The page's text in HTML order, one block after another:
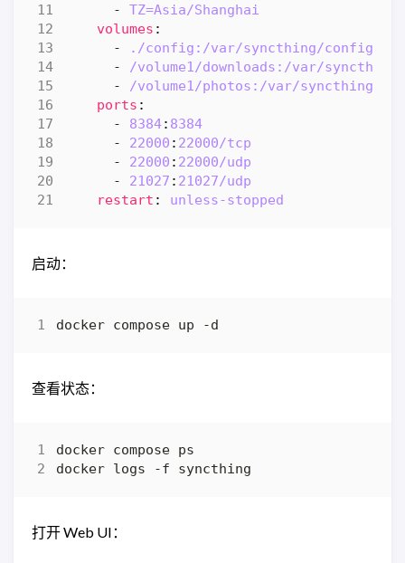
- TZ=Asia/Shanghai
volumes :
-
./config:/var/syncthing/config
- /volume1/downloads:/var/syncthing/
- /volume1/photos:/var/syncthing/
ports :
- 8384: 8384
- 22000 : 22000/tcp
- 22000 : 22000/udp
- 21027 : 21027/udp
restart : unless-stopped
启动：
查看状态：
打开 Web UI：